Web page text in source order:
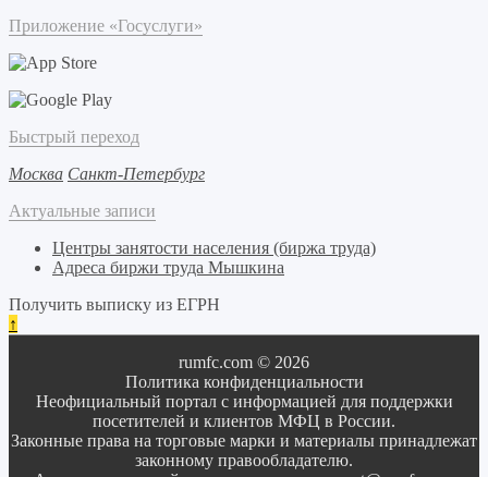
Приложение «Госуслуги»
Быстрый переход
Москва Санкт-Петербург
Актуальные записи
Центры занятости населения (биржа труда)
Адреса биржи труда Мышкина
Получить выписку из ЕГРН
↑
rumfc.com © 2026
Политика конфиденциальности
Неофициальный портал с информацией для поддержки
посетителей и клиентов МФЦ в России.
Законные права на торговые марки и материалы принадлежат
законному правообладателю.